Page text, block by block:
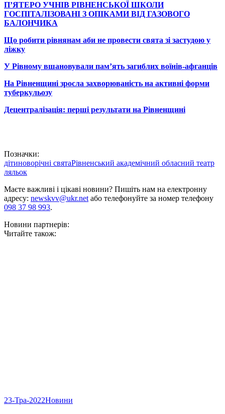
П’ЯТЕРО УЧНІВ РІВНЕНСЬКОЇ ШКОЛИ
ГОСПІТАЛІЗОВАНІ З ОПІКАМИ ВІД ГАЗОВОГО
БАЛОНЧИКА
Що робити рівнянам аби не провести свята зі застудою у
ліжку
У Рівному вшановували пам’ять загиблих воїнів-афганців
На Рівненщині зросла захворюваність на активні форми
туберкульозу
Децентралізація: перші результати на Рівненщині
Позначки:
дітиноворічні святаРівненський академічний обласний театр
ляльок
Маєте важливі і цікаві новини? Пишіть нам на електронну
адресу: newskvv@ukr.netабо телефонуйте за номер телефону
098 37 98 993.
Новини партнерів:
Читайте також:
23-Тра-2022Новини